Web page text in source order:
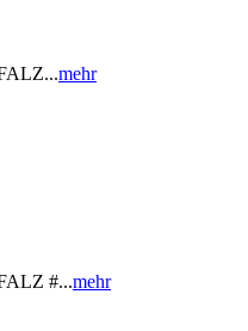
mehr
#...mehr